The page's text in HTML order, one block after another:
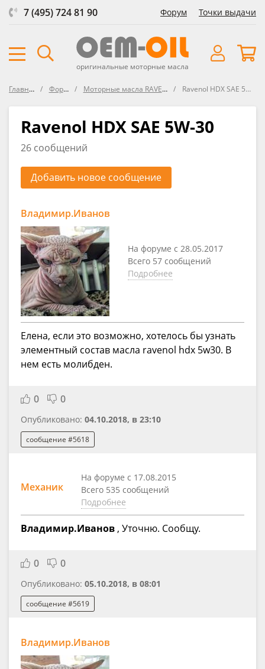
7 (495) 724 81 90 Форум Точки выдачи
оригинальные моторные масла
Главная Форум Моторные масла RAVENOL Ravenol HDX SAE 5W-30
Ravenol HDX SAE 5W-30
26 сообщений
Добавить новое сообщение
Владимир.Иванов
На форуме с 28.05.2017
Всего 57 сообщений
Подробнее
Елена, если это возможно, хотелось бы узнать
элементный состав масла ravenol hdx 5w30. В
нем есть молибден.
0 0
Опубликовано: 04.10.2018, в 23:10
сообщение #5618
Механик
На форуме с 17.08.2015
Всего 535 сообщений
Подробнее
Владимир.Иванов , Уточню. Сообщу.
0 0
Опубликовано: 05.10.2018, в 08:01
сообщение #5619
Владимир.Иванов